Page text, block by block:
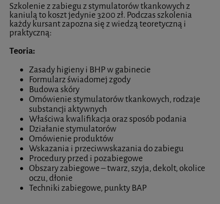
Szkolenie z zabiegu z stymulatorów tkankowych z
kaniulą to koszt jedynie 3200 zł. Podczas szkolenia
każdy kursant zapozna się z wiedzą teoretyczną i
praktyczną:
Teoria:
Zasady higieny i BHP w gabinecie
Formularz świadomej zgody
Budowa skóry
Omówienie stymulatorów tkankowych, rodzaje
substancji aktywnych
Właściwa kwalifikacja oraz sposób podania
Działanie stymulatorów
Omówienie produktów
Wskazania i przeciwwskazania do zabiegu
Procedury przed i pozabiegowe
Obszary zabiegowe – twarz, szyja, dekolt, okolice
oczu, dłonie
Techniki zabiegowe, punkty BAP